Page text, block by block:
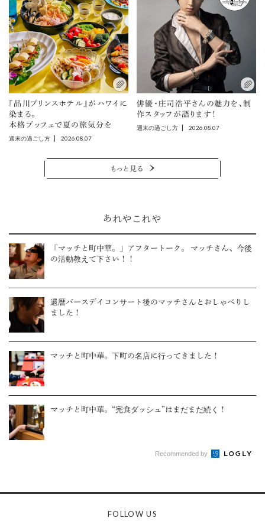
『品川プリンスホテル』がハワイに
染まる。
本格ブッフェで夏の旅気分を
週末の過ごし方 2026.08.07
俳優・庄司浩平さんの魅力を、制
作スタッフが語ります！
週末の過ごし方 2026.08.07
もっと見る
あれやこれや
「マッチと町中華。」アフタートーク。 マッチさん、今後
の活動教えて下さい！！
還暦バースデイコンサート後のマッチさんとおしゃべりし
ました！
マッチと町中華。下町の名店に行ってきました！
マッチと町中華。“完食ダッシュ”はまだまだ続く！
Recommended by
FOLLOW US